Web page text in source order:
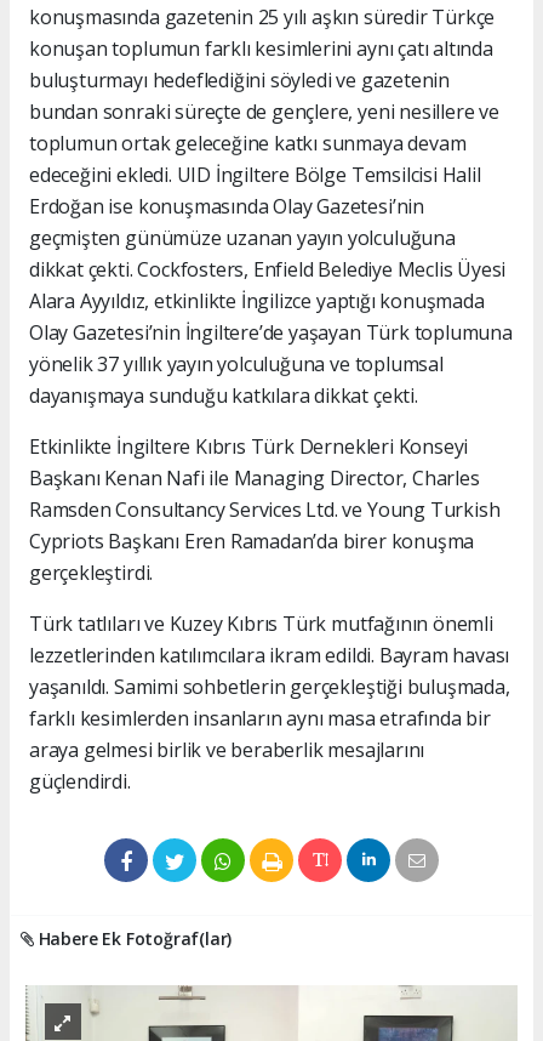
konuşmasında gazetenin 25 yılı aşkın süredir Türkçe
konuşan toplumun farklı kesimlerini aynı çatı altında
buluşturmayı hedeflediğini söyledi ve gazetenin
bundan sonraki süreçte de gençlere, yeni nesillere ve
toplumun ortak geleceğine katkı sunmaya devam
edeceğini ekledi. UID İngiltere Bölge Temsilcisi Halil
Erdoğan ise konuşmasında Olay Gazetesi’nin
geçmişten günümüze uzanan yayın yolculuğuna
dikkat çekti. Cockfosters, Enfield Belediye Meclis Üyesi
Alara Ayyıldız, etkinlikte İngilizce yaptığı konuşmada
Olay Gazetesi’nin İngiltere’de yaşayan Türk toplumuna
yönelik 37 yıllık yayın yolculuğuna ve toplumsal
dayanışmaya sunduğu katkılara dikkat çekti.
Etkinlikte İngiltere Kıbrıs Türk Dernekleri Konseyi
Başkanı Kenan Nafi ile Managing Director, Charles
Ramsden Consultancy Services Ltd. ve Young Turkish
Cypriots Başkanı Eren Ramadan’da birer konuşma
gerçekleştirdi.
Türk tatlıları ve Kuzey Kıbrıs Türk mutfağının önemli
lezzetlerinden katılımcılara ikram edildi. Bayram havası
yaşanıldı. Samimi sohbetlerin gerçekleştiği buluşmada,
farklı kesimlerden insanların aynı masa etrafında bir
araya gelmesi birlik ve beraberlik mesajlarını
güçlendirdi.
Habere Ek Fotoğraf(lar)